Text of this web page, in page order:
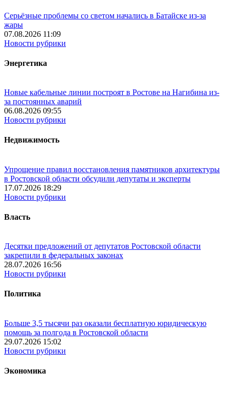
Серьёзные проблемы со светом начались в Батайске из-за
жары
07.08.2026 11:09
Новости рубрики
Энергетика
Новые кабельные линии построят в Ростове на Нагибина из-
за постоянных аварий
06.08.2026 09:55
Новости рубрики
Недвижимость
Упрощение правил восстановления памятников архитектуры
в Ростовской области обсудили депутаты и эксперты
17.07.2026 18:29
Новости рубрики
Власть
Десятки предложений от депутатов Ростовской области
закрепили в федеральных законах
28.07.2026 16:56
Новости рубрики
Политика
Больше 3,5 тысячи раз оказали бесплатную юридическую
помощь за полгода в Ростовской области
29.07.2026 15:02
Новости рубрики
Экономика